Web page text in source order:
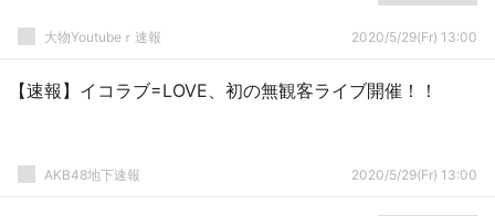
大物Youtubeｒ速報 2020/5/29(Fr) 13:00
【速報】イコラブ=LOVE、初の無観客ライブ開催！！
AKB48地下速報 2020/5/29(Fr) 13:00